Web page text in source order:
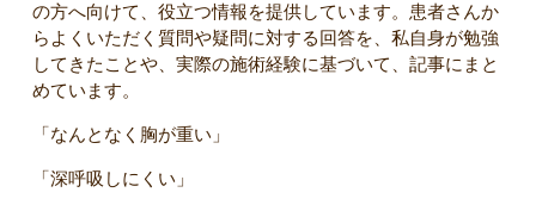
の方へ向けて、役立つ情報を提供しています。患者さんか
らよくいただく質問や疑問に対する回答を、私自身が勉強
してきたことや、実際の施術経験に基づいて、記事にまと
めています。
「なんとなく胸が重い」
「深呼吸しにくい」